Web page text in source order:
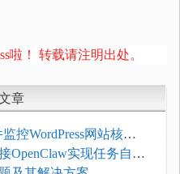
啦！ 转载请注明出处。
章
控WordPress网站核心
OpenClaw实现任务自动